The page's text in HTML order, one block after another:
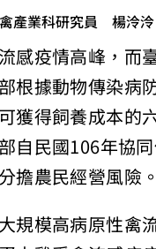
產業科研究員 楊泠泠
感疫情高峰，
根據動物傳染
獲得飼養成本
自民國106年協
擔農民經營風險。
規模高病原性